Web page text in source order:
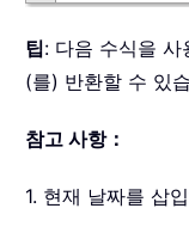
팁: 다음 수식을
(를) 반환할 수 있습
참고 사항：
1. 현재 날짜를 삽